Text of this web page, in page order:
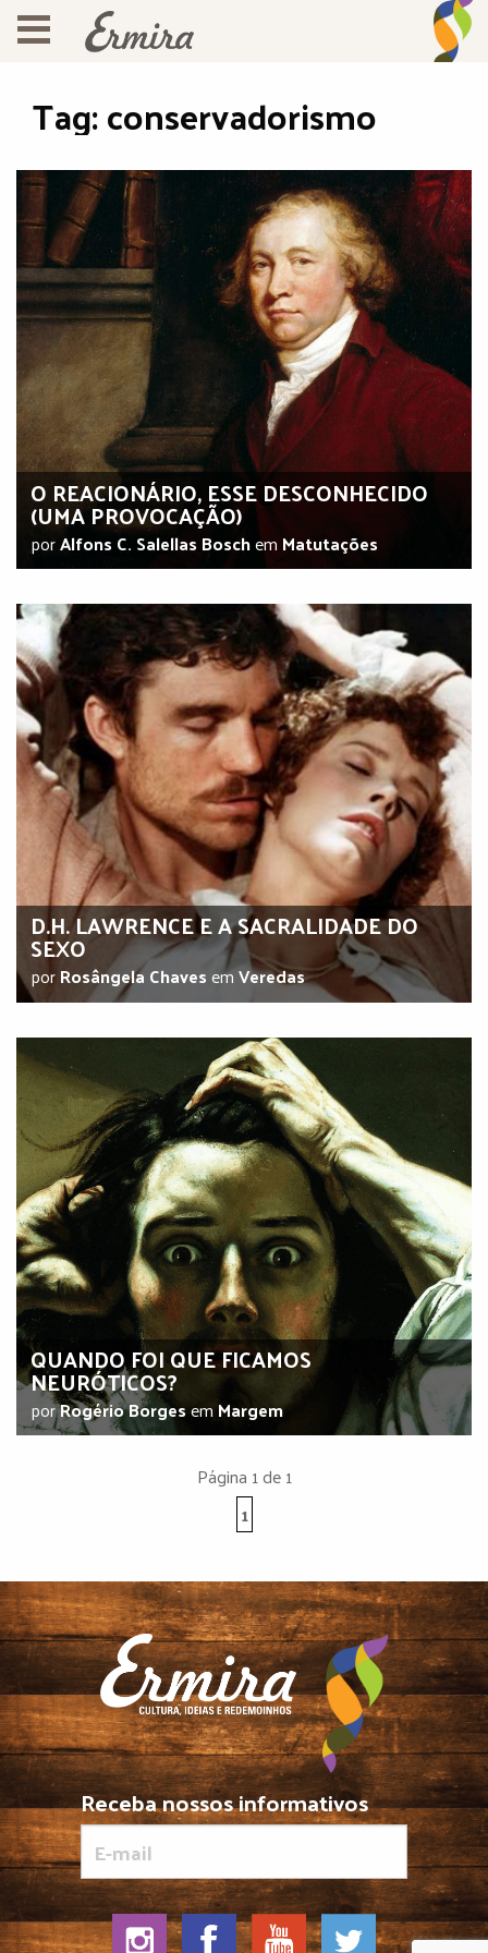
Tag:conservadorismo
O REACIONÁRIO, ESSE DESCONHECIDO
(UMA PROVOCAÇÃO)
porAlfons C. Salellas Boschem Matutações
D.H. LAWRENCE E A SACRALIDADE DO
SEXO
porRosângela ChavesemVeredas
QUANDO FOI QUE FICAMOS
NEURÓTICOS?
porRogério Borgesem Margem
Página 1 de 1
1
Receba nossos informativos